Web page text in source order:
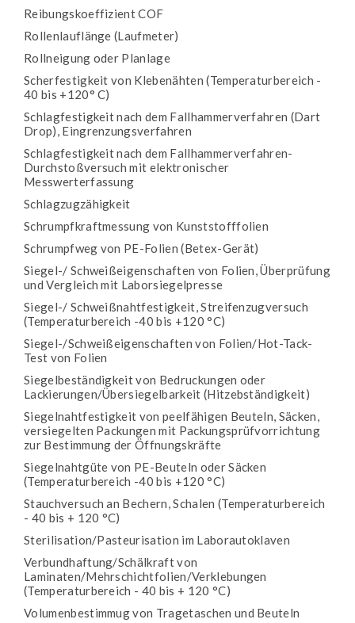
Reibungskoeffizient COF
Rollenlauflänge (Laufmeter)
Rollneigung oder Planlage
Scherfestigkeit von Klebenähten (Temperaturbereich -
40 bis +120° C)
Schlagfestigkeit nach dem Fallhammerverfahren (Dart
Drop), Eingrenzungsverfahren
Schlagfestigkeit nach dem Fallhammerverfahren-
Durchstoßversuch mit elektronischer
Messwerterfassung
Schlagzugzähigkeit
Schrumpfkraftmessung von Kunststofffolien
Schrumpfweg von PE-Folien (Betex-Gerät)
Siegel-/ Schweißeigenschaften von Folien, Überprüfung
und Vergleich mit Laborsiegelpresse
Siegel-/ Schweißnahtfestigkeit, Streifenzugversuch
(Temperaturbereich -40 bis +120 °C)
Siegel-/Schweißeigenschaften von Folien/Hot-Tack-
Test von Folien
Siegelbeständigkeit von Bedruckungen oder
Lackierungen/Übersiegelbarkeit (Hitzebständigkeit)
Siegelnahtfestigkeit von peelfähigen Beuteln, Säcken,
versiegelten Packungen mit Packungsprüfvorrichtung
zur Bestimmung der Öffnungskräfte
Siegelnahtgüte von PE-Beuteln oder Säcken
(Temperaturbereich -40 bis +120 °C)
Stauchversuch an Bechern, Schalen (Temperaturbereich
- 40 bis + 120 °C)
Sterilisation/Pasteurisation im Laborautoklaven
Verbundhaftung/Schälkraft von
Laminaten/Mehrschichtfolien/Verklebungen
(Temperaturbereich - 40 bis + 120 °C)
Volumenbestimmug von Tragetaschen und Beuteln